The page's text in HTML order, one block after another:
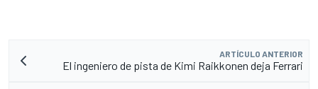
ARTÍCULO ANTERIOR
El ingeniero de pista de Kimi Raikkonen deja Ferrari